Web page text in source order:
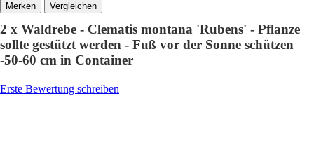
Vergleichen
2 x Waldrebe - Clematis montana 'Rubens' - Pflanze
sollte gestützt werden - Fuß vor der Sonne schützen
-50-60 cm in Container
Erste Bewertung schreiben